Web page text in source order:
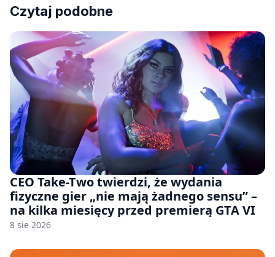
Czytaj podobne
CEO Take-Two twierdzi, że wydania
fizyczne gier „nie mają żadnego sensu” –
na kilka miesięcy przed premierą GTA VI
8 sie 2026